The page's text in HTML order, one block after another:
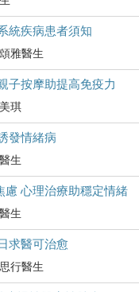
統疾病患者須知
雅醫生
子按摩助提高免疫力
琪
發情緒病
生
慮 心理治療助穩定情緒
生
求醫可治愈
行醫生